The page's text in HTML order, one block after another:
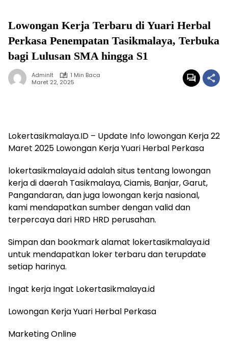
Lowongan Kerja Terbaru di Yuari Herbal
Perkasa Penempatan Tasikmalaya, Terbuka
bagi Lulusan SMA hingga S1
Adminlt
1 Min Baca
Maret 22, 2025
Lokertasikmalaya.ID – Update Info lowongan Kerja 22
Maret 2025 Lowongan Kerja Yuari Herbal Perkasa
lokertasikmalaya.id adalah situs tentang lowongan
kerja di daerah Tasikmalaya, Ciamis, Banjar, Garut,
Pangandaran, dan juga lowongan kerja nasional,
kami mendapatkan sumber dengan valid dan
terpercaya dari HRD HRD perusahan.
Simpan dan bookmark alamat lokertasikmalaya.id
untuk mendapatkan loker terbaru dan terupdate
setiap harinya.
Ingat kerja Ingat Lokertasikmalaya.id
Lowongan Kerja Yuari Herbal Perkasa
Marketing Online